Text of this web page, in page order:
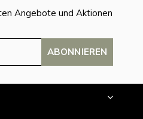
Angebote und Aktionen
ABONNIEREN